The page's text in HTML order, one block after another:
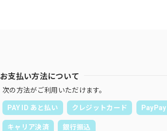
お支払い方法について
次の方法がご利用いただけます。
PAY ID あと払い クレジットカード PayPay
キャリア決済 銀行振込